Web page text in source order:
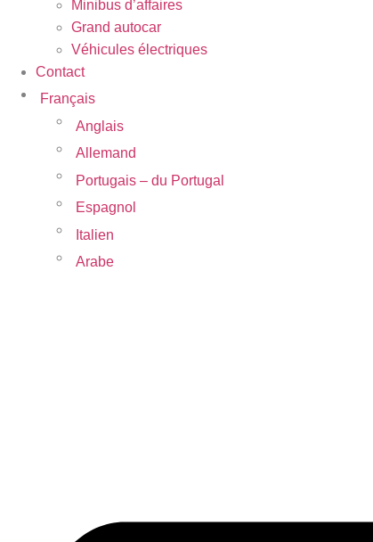
Minibus d’affaires
Grand autocar
Véhicules électriques
Contact
Français
Anglais
Allemand
Portugais – du Portugal
Espagnol
Italien
Arabe